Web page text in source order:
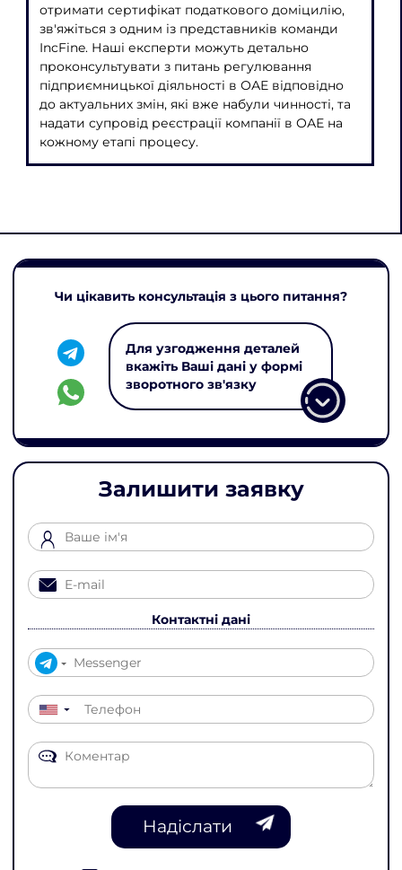
отримати сертифікат податкового доміцилію,
зв'яжіться з одним із представників команди
IncFine. Наші експерти можуть детально
проконсультувати з питань регулювання
підприємницької діяльності в ОАЕ відповідно
до актуальних змін, які вже набули чинності, та
надати супровід реєстрації компанії в ОАЕ на
кожному етапі процесу.
Чи цікавить консультація з цього питання?
Для узгодження деталей
вкажіть Ваші дані у формі
зворотного зв'язку
Залишити заявку
Контактні дані
▼
Надіслати